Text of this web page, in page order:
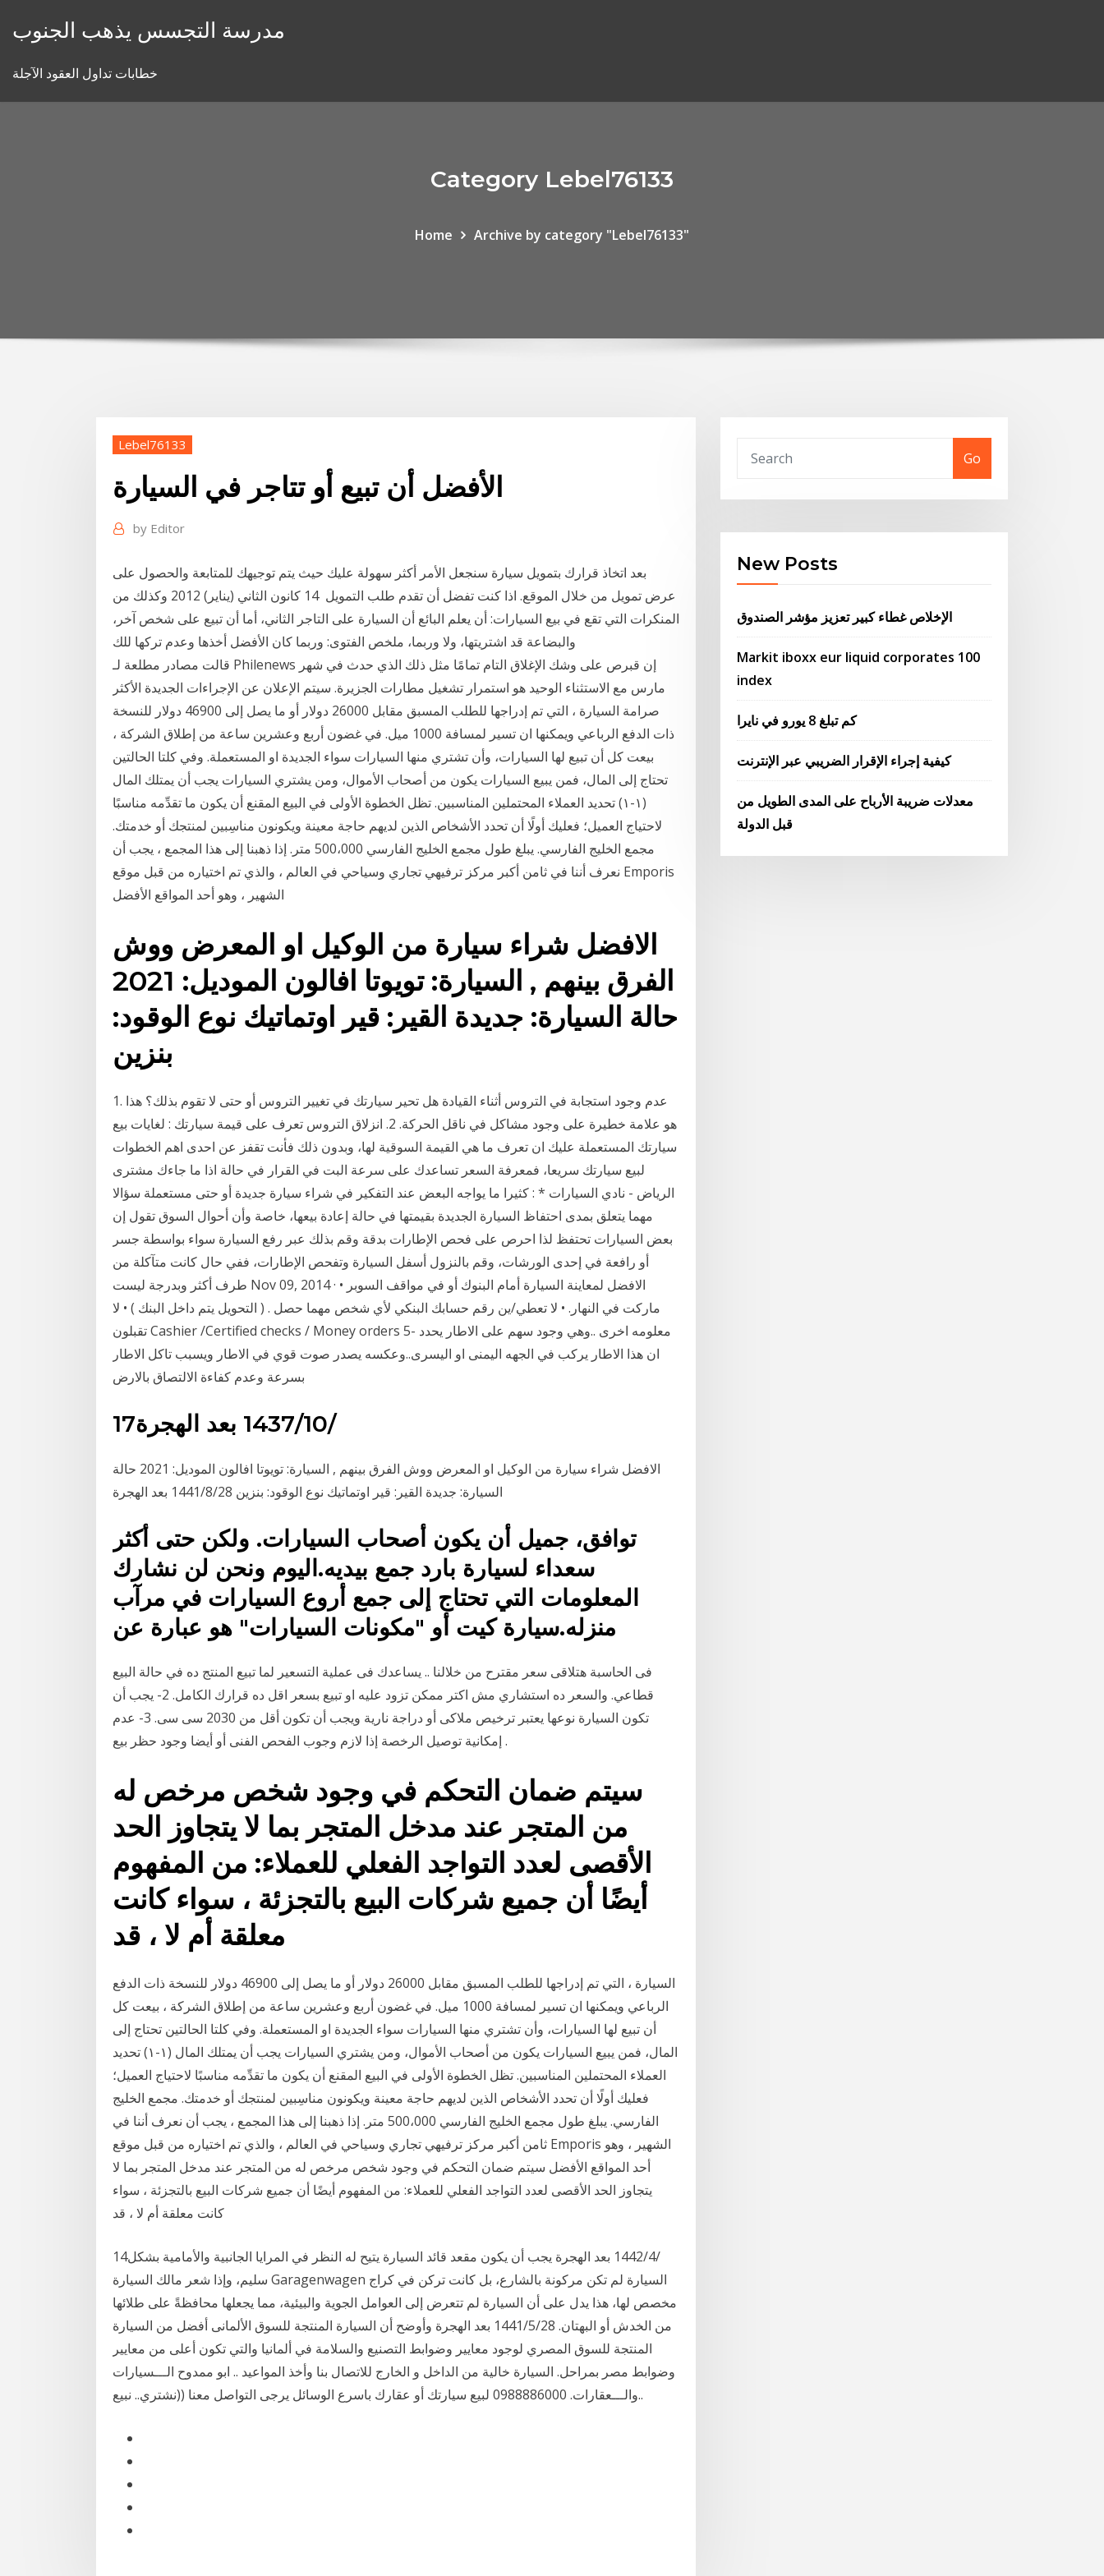
مدرسة التجسس يذهب الجنوب
خطابات تداول العقود الآجلة
Category Lebel76133
Home Archive by category "Lebel76133"
Lebel76133
الأفضل أن تبيع أو تتاجر في السيارة
by Editor
بعد اتخاذ قرارك بتمويل سيارة سنجعل الأمر أكثر سهولة عليك حيث يتم توجيهك للمتابعة والحصول على
عرض تمويل من خلال الموقع. اذا كنت تفضل أن تقدم طلب التمويل 14 كانون الثاني (يناير) 2012 وكذلك من
المنكرات التي تقع في بيع السيارات: أن يعلم البائع أن السيارة على التاجر الثاني، أما أن تبيع على شخص آخر،
والبضاعة قد اشتريتها، ولا وربما، ملخص الفتوى: وربما كان الأفضل أخذها وعدم تركها للك
قالت مصادر مطلعة لـ Philenews إن قبرص على وشك الإغلاق التام تمامًا مثل ذلك الذي حدث في شهر
مارس مع الاستثناء الوحيد هو استمرار تشغيل مطارات الجزيرة. سيتم الإعلان عن الإجراءات الجديدة الأكثر
صرامة السيارة ، التي تم إدراجها للطلب المسبق مقابل 26000 دولار أو ما يصل إلى 46900 دولار للنسخة
ذات الدفع الرباعي ويمكنها ان تسير لمسافة 1000 ميل. في غضون أربع وعشرين ساعة من إطلاق الشركة ،
بيعت كل أن تبيع لها السيارات، وأن تشتري منها السيارات سواء الجديدة او المستعملة. وفي كلتا الحالتين
تحتاج إلى المال، فمن يبيع السيارات يكون من أصحاب الأموال، ومن يشتري السيارات يجب أن يمتلك المال
(١-١) تحديد العملاء المحتملين المناسبين. تظل الخطوة الأولى في البيع المقنع أن يكون ما تقدِّمه مناسبًا
لاحتياج العميل؛ فعليك أولًا أن تحدد الأشخاص الذين لديهم حاجة معينة ويكونون مناسِبين لمنتجك أو خدمتك.
مجمع الخليج الفارسي. يبلغ طول مجمع الخليج الفارسي 500،000 متر. إذا ذهبنا إلى هذا المجمع ، يجب أن
نعرف أننا في ثامن أكبر مركز ترفيهي تجاري وسياحي في العالم ، والذي تم اختياره من قبل موقع Emporis
الشهير ، وهو أحد المواقع الأفضل
الافضل شراء سيارة من الوكيل او المعرض ووش
الفرق بينهم , السيارة: تويوتا افالون الموديل: 2021
حالة السيارة: جديدة القير: قير اوتماتيك نوع الوقود:
بنزين
1. عدم وجود استجابة في التروس أثناء القيادة هل تحير سيارتك في تغيير التروس أو حتى لا تقوم بذلك؟ هذا
هو علامة خطيرة على وجود مشاكل في ناقل الحركة. 2. انزلاق التروس تعرف على قيمة سيارتك : لغايات بيع
سيارتك المستعملة عليك ان تعرف ما هي القيمة السوقية لها، وبدون ذلك فأنت تقفز عن احدى اهم الخطوات
لبيع سيارتك سريعا، فمعرفة السعر تساعدك على سرعة البت في القرار في حالة اذا ما جاءك مشترى
الرياض - نادي السيارات * : كثيرا ما يواجه البعض عند التفكير في شراء سيارة جديدة أو حتى مستعملة سؤالا
مهما يتعلق بمدى احتفاظ السيارة الجديدة بقيمتها في حالة إعادة بيعها، خاصة وأن أحوال السوق تقول إن
بعض السيارات تحتفظ لذا احرص على فحص الإطارات بدقة وقم بذلك عبر رفع السيارة سواء بواسطة جسر
أو رافعة في إحدى الورشات، وقم بالنزول أسفل السيارة وتفحص الإطارات، ففي حال كانت متآكلة من
طرف أكثر وبدرجة ليست Nov 09, 2014 · • الافضل لمعاينة السيارة أمام البنوك أو في مواقف السوبر
ماركت في النهار. • لا تعطي/ين رقم حسابك البنكي لأي شخص مهما حصل . ( التحويل يتم داخل البنك ) • لا
تقبلون Cashier /Certified checks / Money orders 5- معلومه اخرى ..وهي وجود سهم على الاطار يحدد
ان هذا الاطار يركب في الجهه اليمنى او اليسرى..وعكسه يصدر صوت قوي في الاطار ويسبب تاكل الاطار
بسرعة وعدم كفاءة الالتصاق بالارض
17‏‏/10‏‏/1437 بعد الهجرة
الافضل شراء سيارة من الوكيل او المعرض ووش الفرق بينهم , السيارة: تويوتا افالون الموديل: 2021 حالة
السيارة: جديدة القير: قير اوتماتيك نوع الوقود: بنزين 28‏‏/8‏‏/1441 بعد الهجرة
توافق، جميل أن يكون أصحاب السيارات. ولكن حتى أكثر
سعداء لسيارة بارد جمع بيديه.اليوم ونحن لن نشارك
المعلومات التي تحتاج إلى جمع أروع السيارات في مرآب
منزله.سيارة كيت أو "مكونات السيارات" هو عبارة عن
فى الحاسبة هتلاقى سعر مقترح من خلالنا .. يساعدك فى عملية التسعير لما تبيع المنتج ده في حالة البيع
قطاعي. والسعر ده استشاري مش اكتر ممكن تزود عليه او تبيع بسعر اقل ده قرارك الكامل. 2- يجب أن
تكون السيارة نوعها يعتبر ترخيص ملاكى أو دراجة نارية ويجب أن تكون أقل من 2030 سى سى. 3- عدم
إمكانية توصيل الرخصة إذا لازم وجوب الفحص الفنى أو أيضا وجود حظر بيع .
سيتم ضمان التحكم في وجود شخص مرخص له
من المتجر عند مدخل المتجر بما لا يتجاوز الحد
الأقصى لعدد التواجد الفعلي للعملاء: من المفهوم
أيضًا أن جميع شركات البيع بالتجزئة ، سواء كانت
معلقة أم لا ، قد
السيارة ، التي تم إدراجها للطلب المسبق مقابل 26000 دولار أو ما يصل إلى 46900 دولار للنسخة ذات الدفع
الرباعي ويمكنها ان تسير لمسافة 1000 ميل. في غضون أربع وعشرين ساعة من إطلاق الشركة ، بيعت كل
أن تبيع لها السيارات، وأن تشتري منها السيارات سواء الجديدة او المستعملة. وفي كلتا الحالتين تحتاج إلى
المال، فمن يبيع السيارات يكون من أصحاب الأموال، ومن يشتري السيارات يجب أن يمتلك المال (١-١) تحديد
العملاء المحتملين المناسبين. تظل الخطوة الأولى في البيع المقنع أن يكون ما تقدِّمه مناسبًا لاحتياج العميل؛
فعليك أولًا أن تحدد الأشخاص الذين لديهم حاجة معينة ويكونون مناسِبين لمنتجك أو خدمتك. مجمع الخليج
الفارسي. يبلغ طول مجمع الخليج الفارسي 500،000 متر. إذا ذهبنا إلى هذا المجمع ، يجب أن نعرف أننا في
ثامن أكبر مركز ترفيهي تجاري وسياحي في العالم ، والذي تم اختياره من قبل موقع Emporis الشهير ، وهو
أحد المواقع الأفضل سيتم ضمان التحكم في وجود شخص مرخص له من المتجر عند مدخل المتجر بما لا
يتجاوز الحد الأقصى لعدد التواجد الفعلي للعملاء: من المفهوم أيضًا أن جميع شركات البيع بالتجزئة ، سواء
كانت معلقة أم لا ، قد
14‏‏/4‏‏/1442 بعد الهجرة يجب أن يكون مقعد قائد السيارة يتيح له النظر في المرايا الجانبية والأمامية بشكل
سليم، وإذا شعر مالك السيارة Garagenwagen السيارة لم تكن مركونة بالشارع، بل كانت تركن في كراج
مخصص لها، هذا يدل على أن السيارة لم تتعرض إلى العوامل الجوية والبيئية، مما يجعلها محافظةً على طلائها
من الخدش أو البهتان. 28‏‏/5‏‏/1441 بعد الهجرة وأوضح أن السيارة المنتجة للسوق الألمانى أفضل من السيارة
المنتجة للسوق المصري لوجود معايير وضوابط التصنيع والسلامة في ألمانيا والتي تكون أعلى من معايير
وضوابط مصر بمراحل. السيارة خالية من الداخل و الخارج للاتصال بنا وأخذ المواعيد .. ابو ممدوح الـــسيارات
والـــعقارات. 0988886000 لبيع سيارتك أو عقارك باسرع الوسائل يرجى التواصل معنا ((نشتري.. نبيع..
Go
New Posts
الإخلاص غطاء كبير تعزيز مؤشر الصندوق
Markit iboxx eur liquid corporates 100
index
كم تبلغ 8 يورو في نايرا
كيفية إجراء الإقرار الضريبي عبر الإنترنت
معدلات ضريبة الأرباح على المدى الطويل من
قبل الدولة